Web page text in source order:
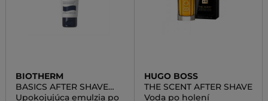
BIOTHERM
BASICS AFTER SHAVE
EMULSION
Upokojujúca emulzia po
HUGO BOSS
THE SCENT AFTER SHAVE
Voda po holení